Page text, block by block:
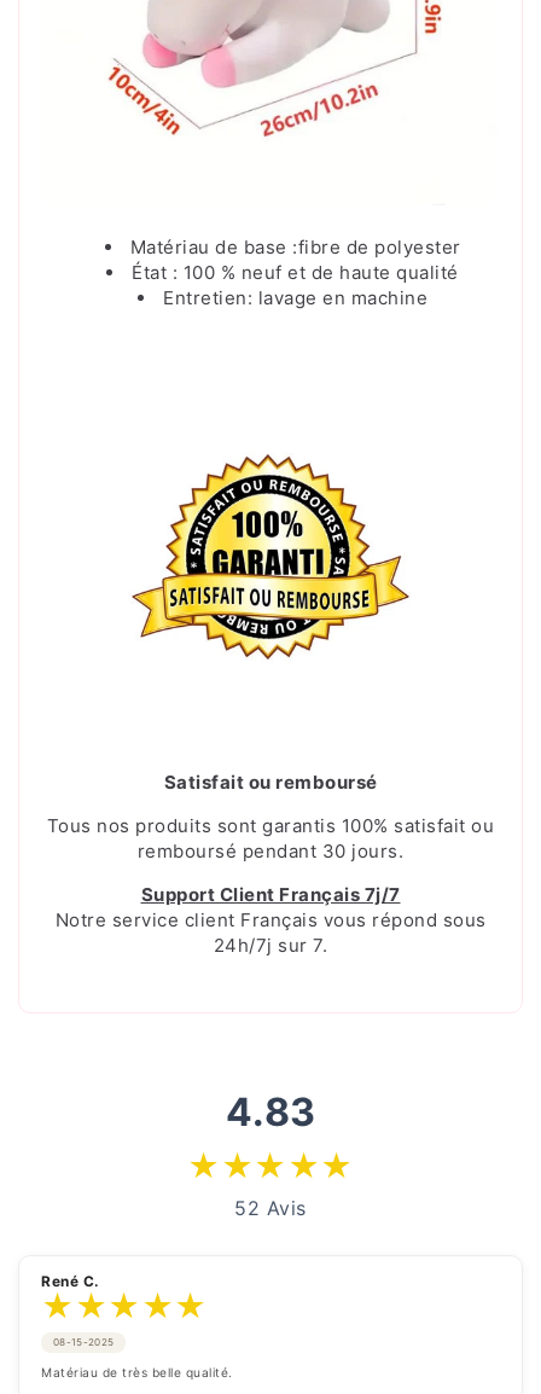
Matériau de base :fibre de polyester
État : 100 % neuf et de haute qualité
Entretien: lavage en machine
Satisfait ou remboursé
Tous nos produits sont garantis 100% satisfait ou
remboursé pendant 30 jours.
Support Client Français 7j/7
Notre service client Français vous répond sous
24h/7j sur 7.
4.83
★★★★★
52 Avis
René C.
★★★★★
08-15-2025
Matériau de très belle qualité.